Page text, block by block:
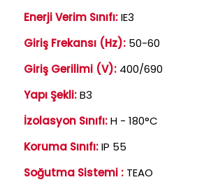
Enerji Verim Sınıfı:IE3
Giriş Frekansı (Hz): 50-60
Giriş Gerilimi (V): 400/690
Yapı Şekli:B3
İzolasyon Sınıfı:H - 180°C
Koruma Sınıfı:IP 55
Soğutma Sistemi : TEAO